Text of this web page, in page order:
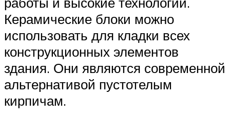
Керамические блоки можно
использовать для кладки всех
конструкционных элементов
здания. Они являются современной
альтернативой пустотелым
кирпичам.